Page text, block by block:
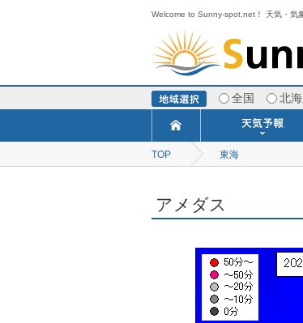
Welcome to Sunny-spot.net！ 天気・気
全国 北
今日明日の天気
ポイント予報
週間天気予報
寒・暖候期予報
TOP 東海
アメダス